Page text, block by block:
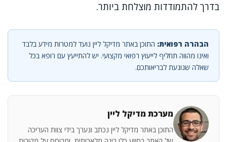
בדרך להתמודדות מוצלחת ביותר.
הבהרה רפואית: התוכן באתר מדיקל ליין נועד למטרות מידע בלבד
ואינו מהווה תחליף לייעוץ רפואי מקצועי. יש להתייעץ עם רופא בכל
שאלה שנוגעת לבריאותכם.
מערכת מדיקל ליין
התוכן באתר מדיקל ליין נכתב ונערך בידי צוות העריכה